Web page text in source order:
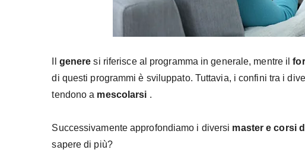
genere si riferisce al programma in generale, mentre il
di questi programmi è sviluppato. Tuttavia, i confini tra i
tendono a mescolarsi .
Successivamente approfondiamo i diversi master e corsi
sapere di più?